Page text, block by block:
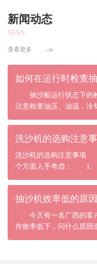
新闻动态
NEWS
查看更多
如何在运行时检查
抽沙船运行状态下的
注意检查油压、油温，冷
洗沙机的选购注意
洗沙机的选购注意事项
个方面入手考虑： 1、
抽沙机效率低的原
今天有一名广西的客户
作效率低下，问什么原因